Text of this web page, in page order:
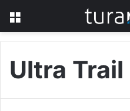
Ultra Trail